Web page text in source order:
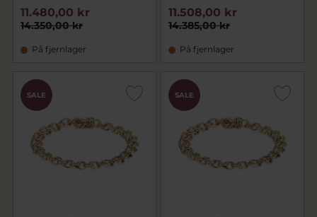
14.350,00 kr
11.480,00 kr
På fjernlager
14.385,00 kr
11.508,00 kr
På fjernlager
SALE SALE